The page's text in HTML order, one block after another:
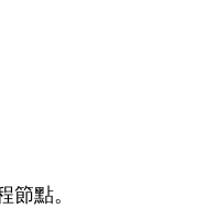
點。